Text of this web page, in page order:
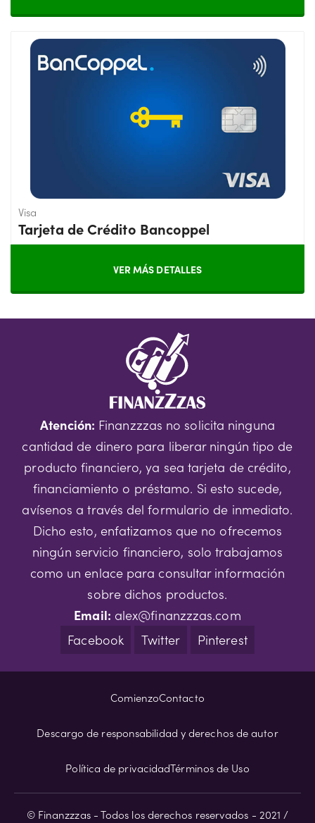
Visa
Tarjeta de Crédito Bancoppel
VER MÁS DETALLES
Atención: Finanzzzas no solicita ninguna
cantidad de dinero para liberar ningún tipo de
producto financiero, ya sea tarjeta de crédito,
financiamiento o préstamo. Si esto sucede,
avísenos a través del formulario de inmediato.
Dicho esto, enfatizamos que no ofrecemos
ningún servicio financiero, solo trabajamos
como un enlace para consultar información
sobre dichos productos.
Email: alex@finanzzzas.com
Facebook
Twitter Pinterest
© Finanzzzas - Todos los derechos reservados - 2021 /
ComienzoContacto
Descargo de responsabilidad y derechos de autor
Política de privacidadTérminos de Uso